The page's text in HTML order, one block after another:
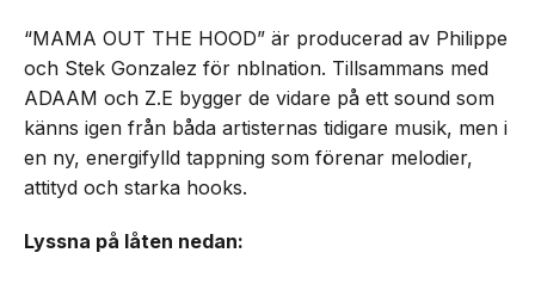
“MAMA OUT THE HOOD” är producerad av Philippe
och Stek Gonzalez för nblnation. Tillsammans med
ADAAM och Z.E bygger de vidare på ett sound som
känns igen från båda artisternas tidigare musik, men i
en ny, energifylld tappning som förenar melodier,
attityd och starka hooks.
Lyssna på låten nedan: